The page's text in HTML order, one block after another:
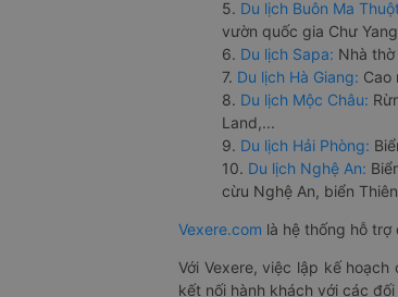
5. Du lịch Buôn Ma
vườn quốc gia Chư
6. Du lịch Sapa: Nhà
7. Du lịch Hà Giang: Cao
8. Du lịch Mộc Châu:
Land,...
9. Du lịch Hải Phòng:
10. Du lịch Nghệ An:
cừu Nghệ An, biển
Vexere.com là hệ thống hỗ
Với Vexere, việc lập kế
kết nối hành khách với các